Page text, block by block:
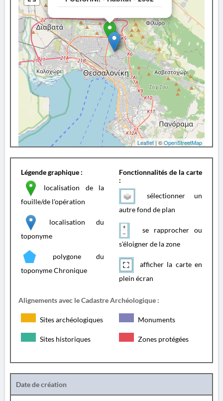
Leaflet| ©OpenStreetMap
Légende graphique :
localisation de la
fouille/de l'opération
localisation du
toponyme
polygone du
toponyme Chronique
Fonctionnalités de la carte
:
sélectionner un
autre fond de plan
se rapprocher ou
s'éloigner de la zone
afficher la carte en
plein écran
Alignements avec le Cadastre Archéologique :
Sites archéologiques Monuments
Sites historiques Zones protégées
Date de création